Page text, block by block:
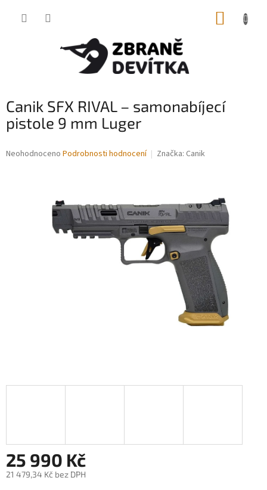
Canik SFX RIVAL – samonabíjecí
pistole 9 mm Luger
Průměrné
Neohodnoceno Podrobnosti hodnocení Značka: Canik
25 990 Kč
21 479,34 Kč bez DPH